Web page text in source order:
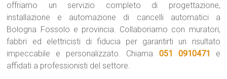
offriamo un servizio completo di progettazione,
installazione e automazione di cancelli automatici a
Bologna Fossolo e provincia. Collaboriamo con muratori,
fabbri ed elettricisti di fiducia per garantirti un risultato
impeccabile e personalizzato. Chiama 051 0910471 e
affidati a professionisti del settore.